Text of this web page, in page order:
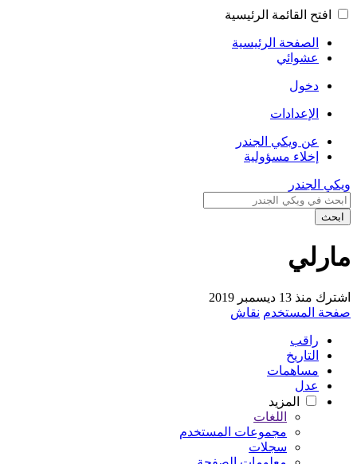
افتح القائمة الرئيسية
الصفحة الرئيسية
عشوائي
دخول
الإعدادات
عن ويكي الجندر
إخلاء مسؤولية
ويكي الجندر
ابحث
مارلي
اشترك منذ 13 ديسمبر 2019
صفحة المستخدم نقاش
راقب
التاريخ
مساهمات
عدل
المزيد
اللغات
مجموعات المستخدم
سجلات